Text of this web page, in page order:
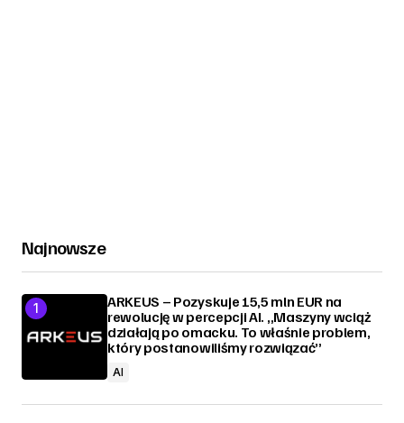
Najnowsze
ARKEUS – Pozyskuje 15,5 mln EUR na
rewolucję w percepcji AI. „Maszyny wciąż
działają po omacku. To właśnie problem,
który postanowiliśmy rozwiązać”
AI